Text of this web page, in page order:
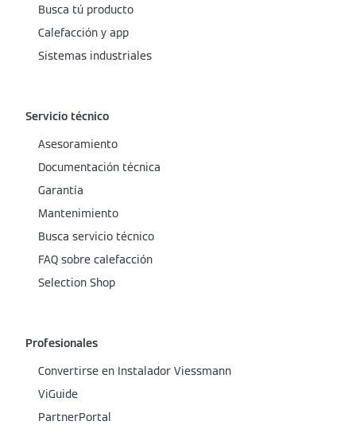
Busca tú producto
Calefacción y app
Sistemas industriales
Servicio técnico
Asesoramiento
Documentación técnica
Garantía
Mantenimiento
Busca servicio técnico
FAQ sobre calefacción
Selection Shop
Profesionales
Convertirse en Instalador Viessmann
ViGuide
PartnerPortal